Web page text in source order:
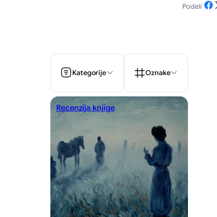
Podeli/Share
Kategorije Oznake
Recenzija knjige